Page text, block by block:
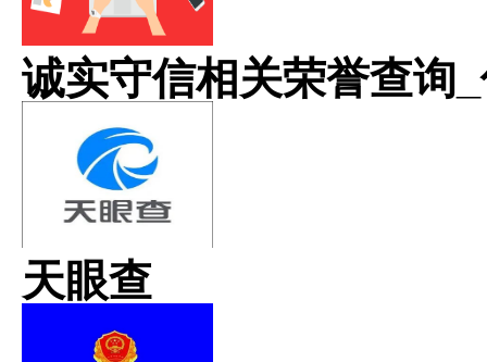
诚实守信相关荣誉查询
天眼查